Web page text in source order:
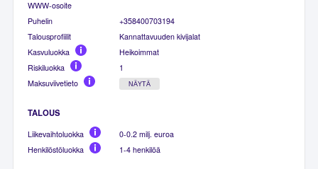
WWW-osoite
Puhelin
+358400703194
Talousprofiilit
Kannattavuuden kivijalat
Kasvuluokka
Heikoimmat
Riskiluokka
1
Maksuviivetieto
NÄYTÄ
TALOUS
Liikevaihtoluokka
0-0.2 milj. euroa
Henkilöstöluokka
1-4 henkilöä